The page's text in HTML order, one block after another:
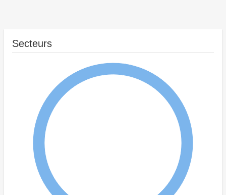
Secteurs